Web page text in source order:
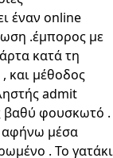
έναν online
.έμπορος με
κατά τη
και μέθοδος
admit
βαθύ φουσκωτό .
αφήνω μέσα
. Το γατάκι